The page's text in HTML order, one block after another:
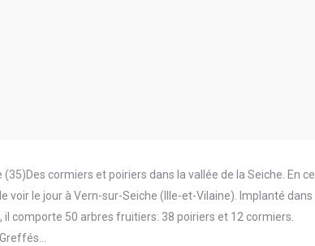
cormiers et poiriers dans la vallée de la Seiche. En ce
voir le jour à Vern-sur-Seiche (Ille-et-Vilaine). Implanté dans
il comporte 50 arbres fruitiers: 38 poiriers et 12 cormiers.
Greffés…